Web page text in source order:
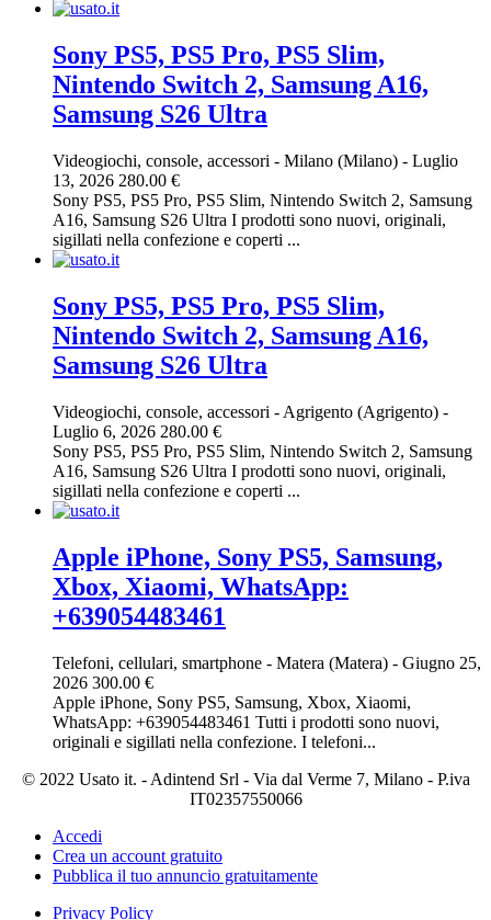
Sony PS5, PS5 Pro, PS5 Slim,
Nintendo Switch 2, Samsung A16,
Samsung S26 Ultra
Videogiochi, console, accessori - Milano (Milano) - Luglio
13, 2026 280.00 €
Sony PS5, PS5 Pro, PS5 Slim, Nintendo Switch 2, Samsung
A16, Samsung S26 Ultra I prodotti sono nuovi, originali,
sigillati nella confezione e coperti ...
Sony PS5, PS5 Pro, PS5 Slim,
Nintendo Switch 2, Samsung A16,
Samsung S26 Ultra
Videogiochi, console, accessori - Agrigento (Agrigento) -
Luglio 6, 2026 280.00 €
Sony PS5, PS5 Pro, PS5 Slim, Nintendo Switch 2, Samsung
A16, Samsung S26 Ultra I prodotti sono nuovi, originali,
sigillati nella confezione e coperti ...
Apple iPhone, Sony PS5, Samsung,
Xbox, Xiaomi, WhatsApp:
+639054483461
Telefoni, cellulari, smartphone - Matera (Matera) - Giugno 25,
2026 300.00 €
Apple iPhone, Sony PS5, Samsung, Xbox, Xiaomi,
WhatsApp: +639054483461 Tutti i prodotti sono nuovi,
originali e sigillati nella confezione. I telefoni...
© 2022 Usato it. - Adintend Srl - Via dal Verme 7, Milano - P.iva
IT02357550066
Accedi
Crea un account gratuito
Pubblica il tuo annuncio gratuitamente
Privacy Policy